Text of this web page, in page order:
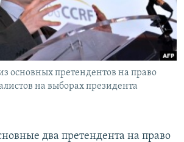
основных претендентов на право
на выборах президента
два претендента на право